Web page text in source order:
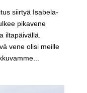
siirtyä Isabela-
pikavene
iltapäivällä.
vene olisi meille